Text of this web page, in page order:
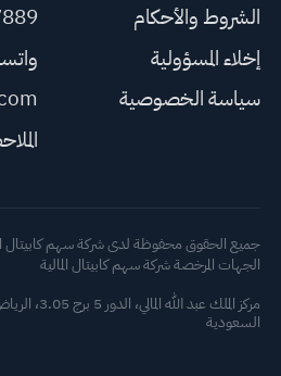
الشروط والأحكام
إخلاء المسؤولية
سياسة الخصوصية
جميع الحقوق محفوظة لدى شركة سهم كابيتال
الجهات المرخصة شركة سهم كابيتال المالية
السعودية